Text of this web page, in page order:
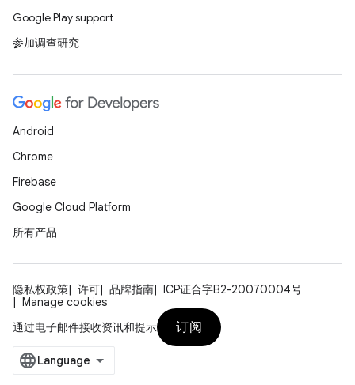
Google Play support
参加调查研究
Android
Chrome
Firebase
Google Cloud Platform
所有产品
隐私权政策 许可 品牌指南
ICP证合字B2-20070004号
Manage cookies
通过电子邮件接收资讯和提示
订阅